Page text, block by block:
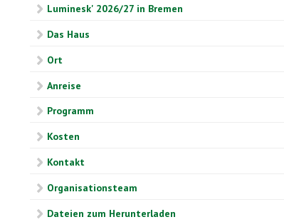
Luminesk' 2026/27 in Bremen
Das Haus
Ort
Anreise
Programm
Kosten
Kontakt
Organisationsteam
Dateien zum Herunterladen